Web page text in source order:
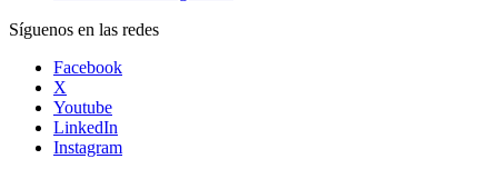
Síguenos en las redes
Facebook
X
Youtube
LinkedIn
Instagram